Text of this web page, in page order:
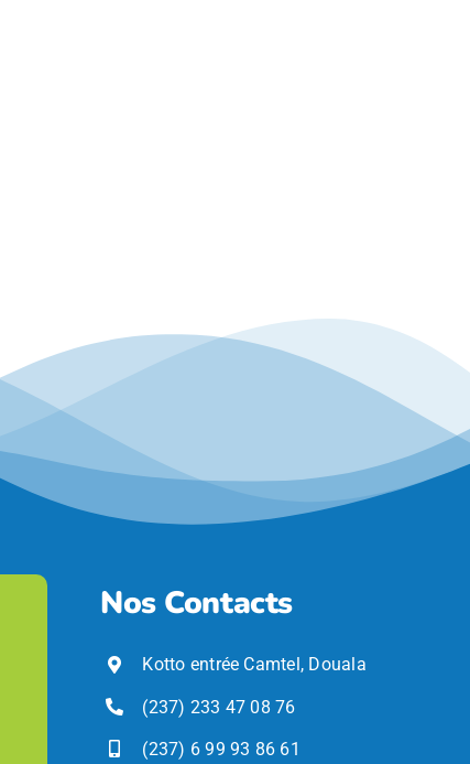
Nos Contacts
Kotto entrée Camtel, Douala
(237) 233 47 08 76
(237) 6 99 93 86 61